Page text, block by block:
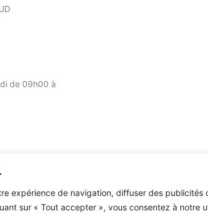
expérience de navigation, diffuser des publicités
sur « Tout accepter », vous consentez à notre
de 09h00 à